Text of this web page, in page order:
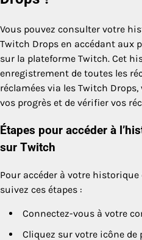
Vous pouvez consulter votre
Twitch Drops en accédant aux
sur la plateforme Twitch. Cet
enregistrement de toutes les
réclamées via les Twitch
vos progrès et de vérifier vos
Étapes pour accéder à
sur Twitch
Pour accéder à votre
suivez ces étapes :
Connectez-vous à votre
Cliquez sur votre icône